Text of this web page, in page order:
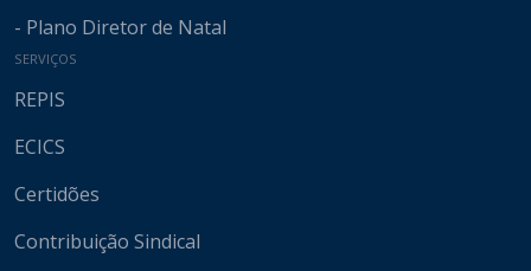
- Plano Diretor de Natal
SERVIÇOS
REPIS
ECICS
Certidões
Contribuição Sindical